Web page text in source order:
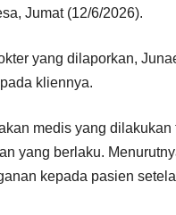
Jumat (12/6/2026).
yang dilaporkan,
kliennya.
medis yang
yang berlaku.
kepada pasien